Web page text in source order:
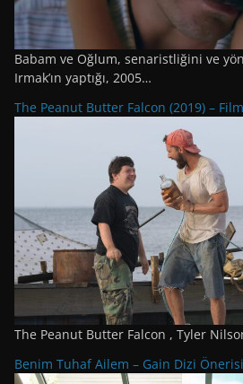
Babam ve Oğlum, senaristliğini ve
Irmak’ın yaptığı, 2005…
The Peanut Butter Falcon (2019) –
The Peanut Butter Falcon , Tyler
Benim Tuhaf Ailem – Gain Dizi Önerisi